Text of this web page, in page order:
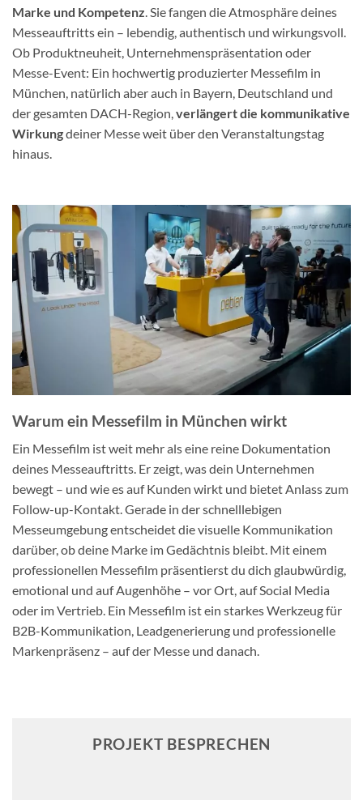
Marke und Kompetenz . Sie fangen die Atmosphäre deines
Messeauftritts ein – lebendig, authentisch und wirkungsvoll.
Ob Produktneuheit, Unternehmenspräsentation oder
Messe-Event: Ein hochwertig produzierter Messefilm in
München, natürlich aber auch in Bayern, Deutschland und
der gesamten DACH-Region, verlängert die kommunikative
Wirkungdeiner Messe weit über den Veranstaltungstag
hinaus.
Warum ein Messefilm in München wirkt
Ein Messefilm ist weit mehr als eine reine Dokumentation
deines Messeauftritts. Er zeigt, was dein Unternehmen
bewegt – und wie es auf Kunden wirkt und bietet Anlass zum
Follow-up-Kontakt. Gerade in der schnelllebigen
Messeumgebung entscheidet die visuelle Kommunikation
darüber, ob deine Marke im Gedächtnis bleibt. Mit einem
professionellen Messefilm präsentierst du dich glaubwürdig,
emotional und auf Augenhöhe – vor Ort, auf Social Media
oder im Vertrieb. Ein Messefilm ist ein starkes Werkzeug für
B2B-Kommunikation, Leadgenerierung und professionelle
Markenpräsenz – auf der Messe und danach.
PROJEKT BESPRECHEN